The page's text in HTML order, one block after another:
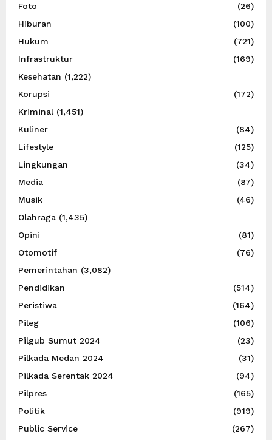
Foto
(26)
Hiburan
(100)
Hukum
(721)
Infrastruktur
(169)
Kesehatan (1,222)
Korupsi
(172)
Kriminal (1,451)
Kuliner
(84)
Lifestyle
(125)
Lingkungan
(34)
Media
(87)
Musik
(46)
Olahraga (1,435)
Opini
(81)
Otomotif
(76)
Pemerintahan (3,082)
Pendidikan
(514)
Peristiwa
(164)
Pileg
(106)
Pilgub Sumut 2024
(23)
Pilkada Medan 2024
(31)
Pilkada Serentak 2024
(94)
Pilpres
(165)
Politik
(919)
Public Service
(267)